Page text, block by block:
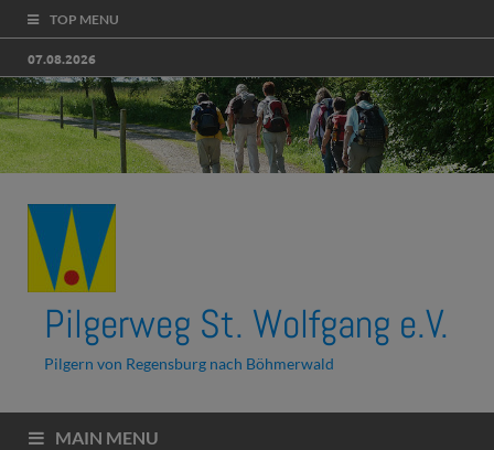
TOP MENU
07.08.2026
Pilgerweg St. Wolfgang e.V.
Pilgern von Regensburg nach Böhmerwald
MAIN MENU